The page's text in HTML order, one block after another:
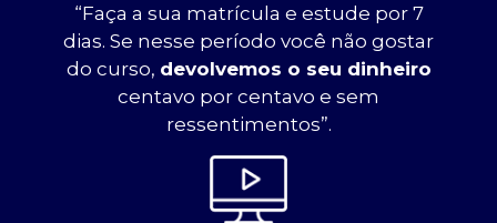
“Faça a sua matrícula e estude por 7
dias. Se nesse período você não gostar
do curso, devolvemos o seu dinheiro
centavo por centavo e sem
ressentimentos”.